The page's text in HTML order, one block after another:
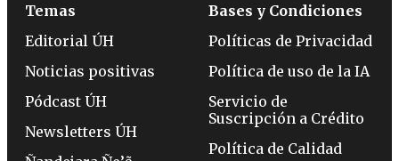
Temas
Editorial ÚH
Noticias positivas
Pódcast ÚH
Newsletters ÚH
Bases y Condiciones
Políticas de Privacidad
Política de uso de la IA
Servicio de
Suscripción a Crédito
Política de Calidad